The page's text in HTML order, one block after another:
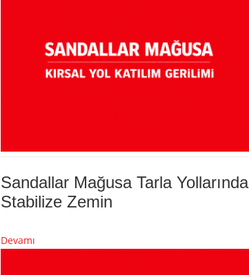
Sandallar Mağusa Tarla Yollarında
Stabilize Zemin
Devamı